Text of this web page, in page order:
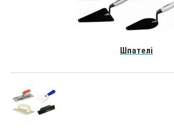
Шпателі